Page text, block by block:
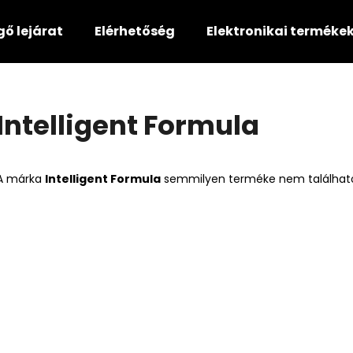
lejárat Elérhetőség Elektronikai
Formula
márka Intelligent Formula semmilyen terméke nem